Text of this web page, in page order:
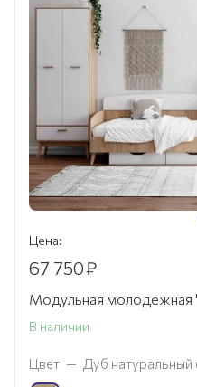
Цена:
67 750₽
Модульная молодежная
В наличии
Цвет — Дуб